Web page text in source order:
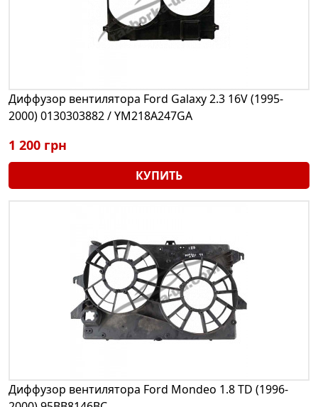
Диффузор вентилятора Ford Galaxy 2.3 16V (1995-
2000) 0130303882 / YM218A247GA
1 200 грн
КУПИТЬ
Диффузор вентилятора Ford Mondeo 1.8 TD (1996-